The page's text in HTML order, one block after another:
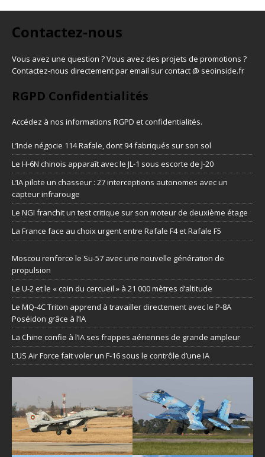
Contactez-nous
Vous avez une question ? Vous avez des projets de promotions ?
Contactez-nous directement par email sur contact @ seoinside.fr
RGPD Confidentialités
Accédez à nos informations RGPD et confidentialités.
L’Inde négocie 114 Rafale, dont 94 fabriqués sur son sol
Le H-6N chinois apparaît avec le JL-1 sous escorte de J-20
L’IA pilote un chasseur : 27 interceptions autonomes avec un
capteur infrarouge
Le NGI franchit un test critique sur son moteur de deuxième étage
La France face au choix urgent entre Rafale F4 et Rafale F5
Moscou renforce le Su-57 avec une nouvelle génération de
propulsion
Le U-2 et le « coin du cercueil » à 21 000 mètres d’altitude
Le MQ-4C Triton apprend à travailler directement avec le P-8A
Poséidon grâce à l’IA
La Chine confie à l’IA ses frappes aériennes de grande ampleur
L’US Air Force fait voler un F-16 sous le contrôle d’une IA